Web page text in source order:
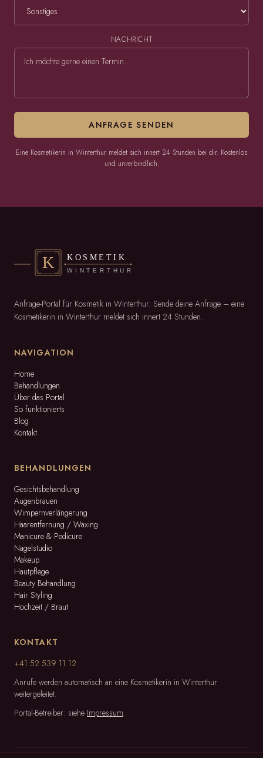
NACHRICHT
ANFRAGE SENDEN
Eine Kosmetikerin in Winterthur meldet sich innert 24 Stunden bei dir. Kostenlos
und unverbindlich.
Anfrage-Portal für Kosmetik in Winterthur. Sende deine Anfrage – eine
Kosmetikerin in Winterthur meldet sich innert 24 Stunden.
NAVIGATION
Home
Behandlungen
Über das Portal
So funktionierts
Blog
Kontakt
BEHANDLUNGEN
Gesichtsbehandlung
Augenbrauen
Wimpernverlängerung
Haarentfernung / Waxing
Manicure & Pedicure
Nagelstudio
Makeup
Hautpflege
Beauty Behandlung
Hair Styling
Hochzeit / Braut
KONTAKT
+41 52 539 11 12
Anrufe werden automatisch an eine Kosmetikerin in Winterthur
weitergeleitet.
Portal-Betreiber: siehe Impressum.